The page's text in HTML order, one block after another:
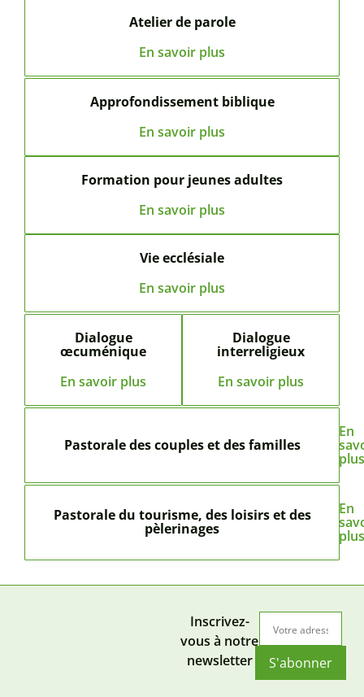
Atelier de parole
En savoir plus
Approfondissement biblique
En savoir plus
Formation pour jeunes adultes
En savoir plus
Vie ecclésiale
En savoir plus
Dialogue
œcuménique
En savoir plus
Dialogue
interreligieux
En savoir plus
Pastorale des couples et des familles
En
plus
Pastorale du tourisme, des loisirs et des
pèlerinages
En
plus
Inscrivez-
vous à notre
newsletter
S'abonner